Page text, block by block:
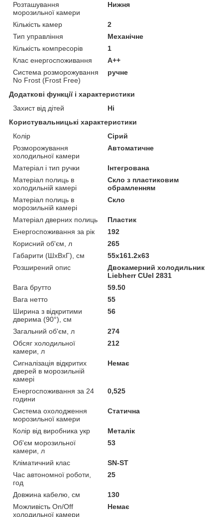
Розташування
морозильної камери
Нижня
Кількість камер
2
Тип управління
Механічне
Кількість компресорів
1
Клас енергоспоживання
A++
Система розморожування
No Frost (Frost Free)
ручне
Додаткові функції і характеристики
Захист від дітей
Ні
Користувальницькі характеристики
Колір
Сірий
Розморожування
холодильної камери
Автоматичне
Матеріал і тип ручки
Інтегрована
Матеріал полиць в
холодильній камері
Скло з пластиковим
обрамленням
Матеріал полиць в
морозильній камері
Скло
Матеріал дверних полиць
Пластик
Енергоспоживання за рік
192
Корисний об'єм, л
265
Габарити (ШхВхГ), см
55x161.2x63
Розширений опис
Двокамерний холодильник
Liebherr CUel 2831
Вага брутто
59.50
Вага нетто
55
Ширина з відкритими
дверима (90°), см
56
Загальний об'єм, л
274
Обсяг холодильної
камери, л
212
Сигналізація відкритих
дверей в морозильній
камері
Немає
Енергоспоживання за 24
години
0,525
Система охолодження
морозильної камери
Статична
Колір від виробника укр
Металік
Об'єм морозильної
камери, л
53
Кліматичний клас
SN-ST
Час автономної роботи,
год
25
Довжина кабелю, см
130
Можливість On/Off
холодильної камери
Немає